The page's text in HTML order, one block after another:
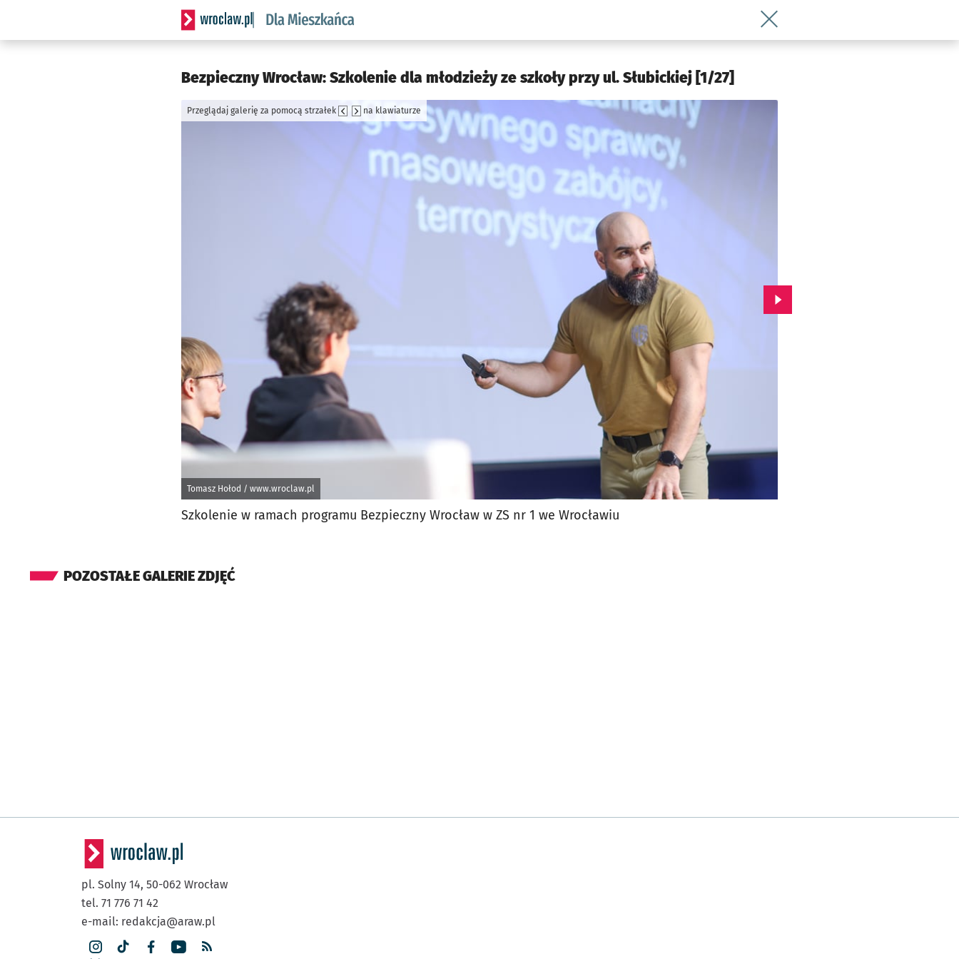
Serwis informacyjny wroclaw.pl podserwis: Dla mieszkańca
Wróć do artykułu Bezpieczny
Bezpieczny Wrocław: Szkolenie dla młodzieży ze szkoły przy ul. Słubickiej [1/27]
Tomasz Hołod / www.wroclaw.pl
Przeglądaj galerię za pomocą strzałek na klawiaturze
Przejdź do kolejnego zdjęcia.
Szkolenie w ramach programu Bezpieczny Wrocław w ZS nr 1 we Wrocławiu
POZOSTAŁE GALERIE ZDJĘĆ
pl. Solny 14, 50-062 Wrocław
tel. 71 776 71 42
e-mail: redakcja@araw.pl